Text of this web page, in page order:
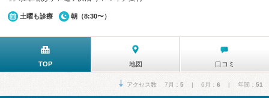
土曜も診療 朝（8:30〜）
TOP 地図 口コミ
アクセス数 7月： 5 | 6月： 6 | 年間： 51